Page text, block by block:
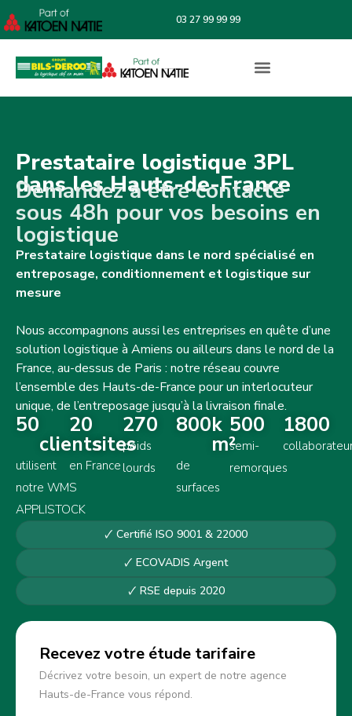
03 27 99 99 99
Prestataire logistique 3PL
dans les Hauts-de-France
Demandez à être contacté
sous 48h pour vos besoins en
logistique
Prestataire logistique dans le nord spécialisé en
entreposage, conditionnement et logistique sur
mesure
Nous accompagnons aussi les entreprises en quête d’une
solution logistique à Amiens ou ailleurs dans le nord de la
France, au-dessus de Paris : notre réseau couvre
l’ensemble des Hauts-de-France pour un interlocuteur
unique, de l’entreposage jusqu’à la livraison finale.
utilisent
notre WMS
APPLISTOCK
50
clients
en France
20
sitespoids
lourds
270
de
surfaces
800k
m²semi-
remorques
500 1800
🗸 Certifié ISO 9001 & 22000
🗸 ECOVADIS Argent
🗸 RSE depuis 2020
Recevez votre étude tarifaire
Décrivez votre besoin, un expert de notre agence
Hauts-de-France vous répond.